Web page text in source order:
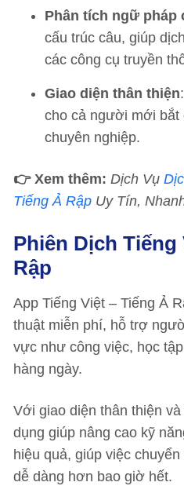
Phân tích ngữ pháp
cấu trúc câu, giúp
các công cụ truyền
Giao diện thân thiện
cho cả người mới bắt
chuyên nghiệp.
👉 Xem thêm: Dịch Vụ
Tiếng Ả Rập Uy Tín,
Phiên Dịch Tiếng
Rập
App Tiếng Việt – Tiếng Ả
thuật miễn phí, hỗ trợ
vực như công việc, học
hàng ngày.
Với giao diện thân thiện
dụng giúp nâng cao kỹ
hiệu quả, giúp việc
dễ dàng hơn bao giờ hết.